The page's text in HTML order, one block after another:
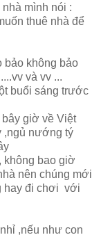
mình nói :
thuê nhà để
bảo không bảo
và vv ...
buổi sáng trước
bây giờ về Việt
,ngủ nướng tý
không bao giờ
nên chúng mới
hay đi chơi với
,nếu như con